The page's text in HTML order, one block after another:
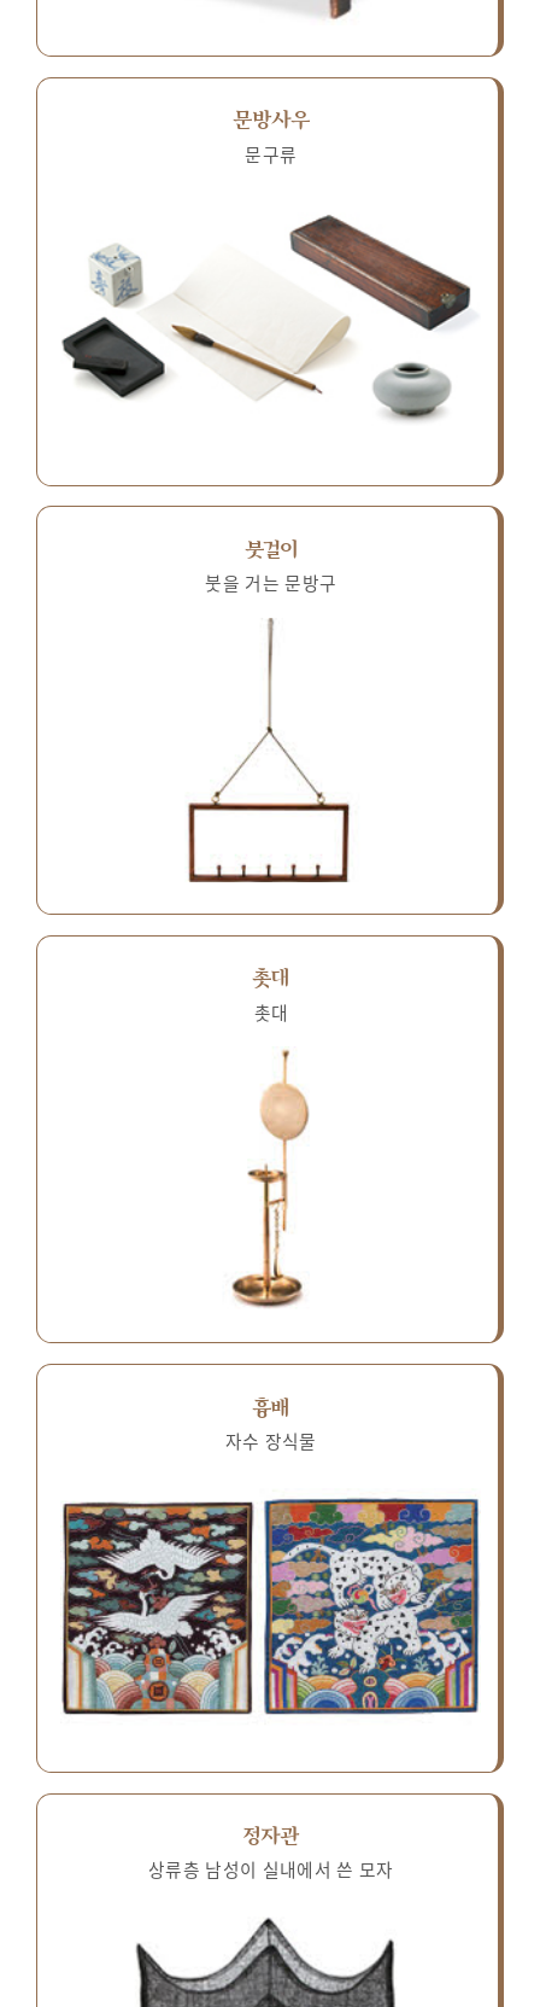
문방사우
문구류
붓걸이
붓을 거는 문방구
촛대
촛대
흉배
자수 장식물
정자관
상류층 남성이 실내에서 쓴 모자